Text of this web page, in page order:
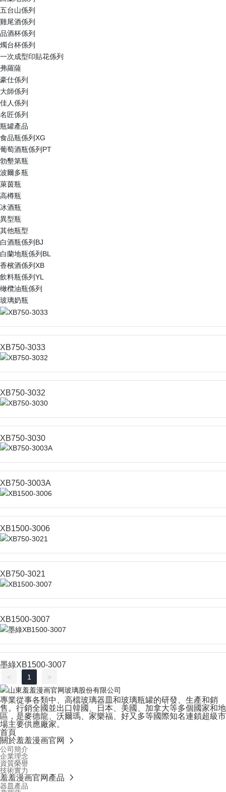
五台山係列
雞尾酒係列
品酒杯係列
燭台杯係列
一次成型印貼花係列
弗羅薩
豪仕係列
大師係列
佳人係列
名匠係列
瓶罐產品
食品瓶係列XG
葡萄酒瓶係列PT
勃墾第瓶
波爾多瓶
萊茵瓶
高樽瓶
冰酒瓶
異型瓶
其他瓶型
白酒瓶係列BJ
白蘭地瓶係列BL
香檳酒係列XB
飲料瓶係列YL
橄欖油瓶係列
玻璃奶瓶
XB750-3033
XB750-3032
XB750-3030
XB750-3003A
XB1500-3006
XB750-3021
XB1500-3007
墨綠XB1500-3007
< 1 >
專業從事各類中、高檔玻璃器皿和玻璃瓶罐的研發、生產和銷
售。行銷全國並出口韓國、日本、美國、加拿大等多個國家和地
區，是麥德龍、沃爾瑪、家樂福、好又多等國際知名連鎖超級市
場主要供應廠家。
首頁
關於羞羞漫画官网
公司簡介
企業理念
資質榮譽
技術實力
羞羞漫画官网產品
器皿產品